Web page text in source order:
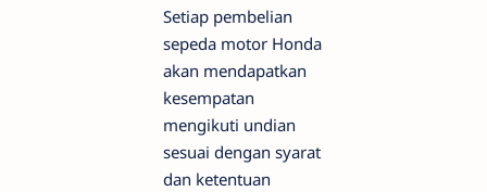
Setiap pembelian
sepeda motor Honda
akan mendapatkan
kesempatan
mengikuti undian
sesuai dengan syarat
dan ketentuan